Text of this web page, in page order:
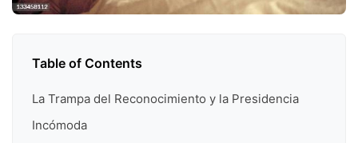
Table of Contents
La Trampa del Reconocimiento y la Presidencia
Incómoda